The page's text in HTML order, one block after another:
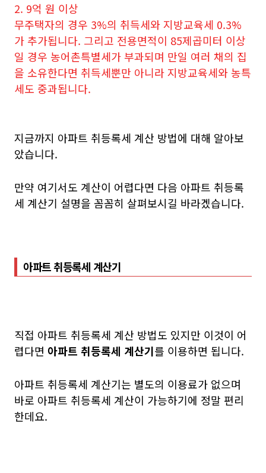
2. 9억 원 이상
무주택자의 경우 3%의 취득세와 지방교육세 0.3%
가 추가됩니다. 그리고 전용면적이 85제곱미터 이상
일 경우 농어촌특별세가 부과되며 만일 여러 채의 집
을 소유한다면 취득세뿐만 아니라 지방교육세와 농특
세도 중과됩니다.
지금까지 아파트 취등록세 계산 방법에 대해 알아보
았습니다.
만약 여기서도 계산이 어렵다면 다음 아파트 취등록
세 계산기 설명을 꼼꼼히 살펴보시길 바라겠습니다.
아파트 취등록세 계산기
직접 아파트 취등록세 계산 방법도 있지만 이것이 어
렵다면 아파트 취등록세 계산기를 이용하면 됩니다.
아파트 취등록세 계산기는 별도의 이용료가 없으며
바로 아파트 취등록세 계산이 가능하기에 정말 편리
한데요.